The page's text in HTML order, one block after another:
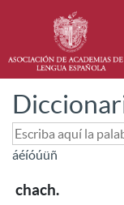
áéíóúüñ
chach.